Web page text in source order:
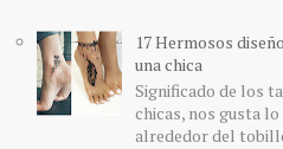
17 Hermosos
una chica
Significado de los
chicas, nos gusta lo
alrededor del